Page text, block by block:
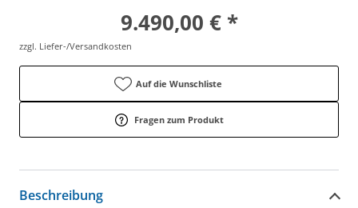
9.490,00 € *
zzgl. Liefer-/Versandkosten
Auf die Wunschliste
Fragen zum Produkt
Beschreibung